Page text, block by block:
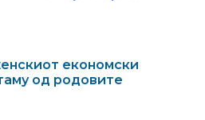
економски
од родовите